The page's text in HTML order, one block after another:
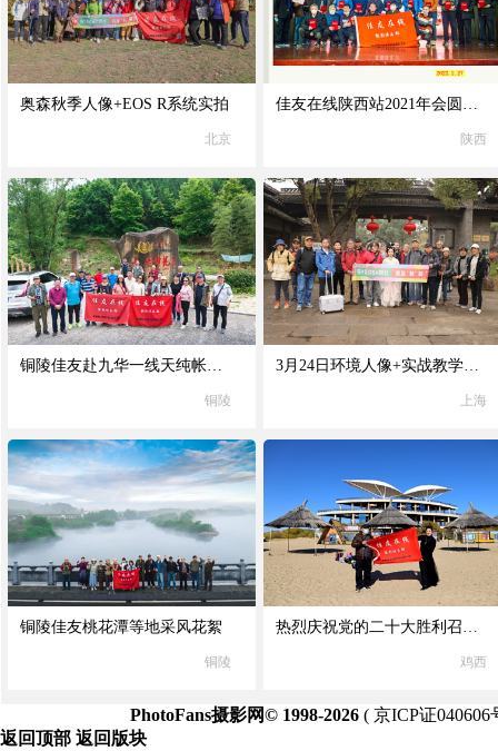
奥森秋季人像+EOS R系统实拍
北京
佳友在线陕西站2021年会圆满举办
陕西
铜陵佳友赴九华一线天纯帐篷采风活动
铜陵
3月24日环境人像+实战教学+佳能产品试用｜活动花絮
上海
铜陵佳友桃花潭等地采风花絮
铜陵
热烈庆祝党的二十大胜利召开兴凯湖采风活动
鸡西
PhotoFans摄影网© 1998-2026 (京ICP证040606
返回顶部 返回版块